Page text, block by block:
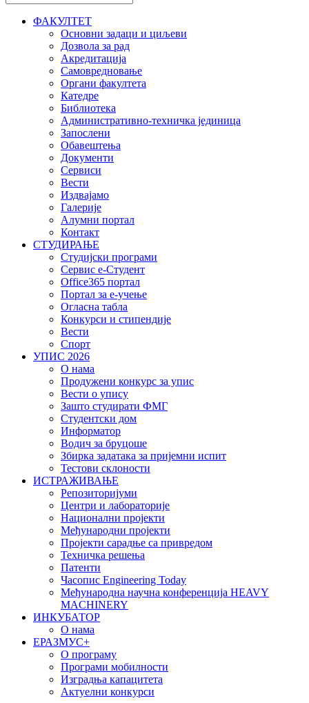
ФАКУЛТЕТ
Основни задаци и циљеви
Дозвола за рад
Акредитација
Самовредновање
Органи факултета
Катедре
Библиотека
Административно-техничка јединица
Запослени
Обавештења
Документи
Сервиси
Вести
Издвајамо
Галерије
Алумни портал
Контакт
СТУДИРАЊЕ
Студијски програми
Сервис е-Студент
Office365 портал
Портал за е-учење
Огласна табла
Конкурси и стипендије
Вести
Спорт
УПИС 2026
О нама
Продужени конкурс за упис
Вести о упису
Зашто студирати ФМГ
Студентски дом
Информатор
Водич за бруцоше
Збиркa задатака за пријемни испит
Тестови склоности
ИСТРАЖИВАЊЕ
Репозиторијуми
Центри и лабораторије
Национални пројекти
Међународни пројекти
Пројекти сарадње са привредом
Техничка решења
Патенти
Часопис Engineering Today
Међународна научна конференција HEAVY
MACHINERY
ИНКУБАТОР
О нама
EРАЗМУС+
О програму
Програми мобилности
Изградња капацитета
Актуелни конкурси